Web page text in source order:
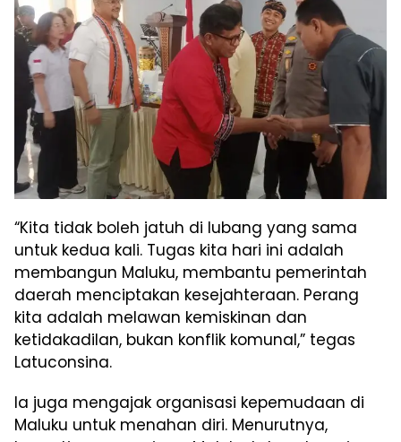
“Kita tidak boleh jatuh di lubang yang sama
untuk kedua kali. Tugas kita hari ini adalah
membangun Maluku, membantu pemerintah
daerah menciptakan kesejahteraan. Perang
kita adalah melawan kemiskinan dan
ketidakadilan, bukan konflik komunal,” tegas
Latuconsina.
Ia juga mengajak organisasi kepemudaan di
Maluku untuk menahan diri. Menurutnya,